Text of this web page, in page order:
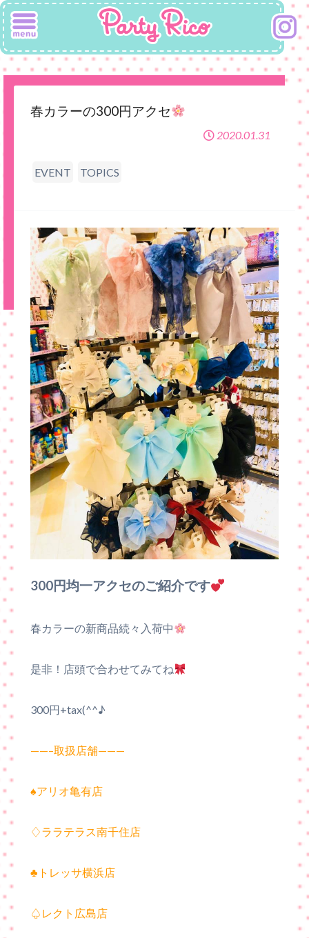
春カラーの300円アクセ
2020.01.31
EVENT TOPICS
300円均一アクセのご紹介です
春カラーの新商品続々入荷中
是非！店頭で合わせてみてね
300円+tax(^^♪
——–取扱店舗———
♠アリオ亀有店
♢ララテラス南千住店
♣トレッサ横浜店
♤レクト広島店